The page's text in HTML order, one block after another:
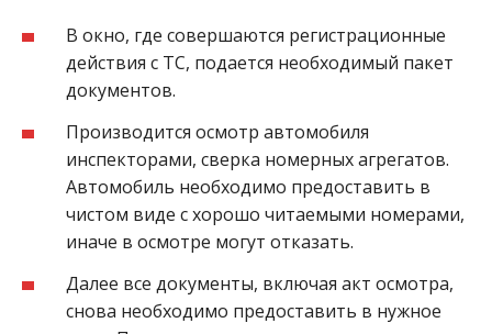
В окно, где совершаются регистрационные
действия с ТС, подается необходимый пакет
документов.
Производится осмотр автомобиля
инспекторами, сверка номерных агрегатов.
Автомобиль необходимо предоставить в
чистом виде с хорошо читаемыми номерами,
иначе в осмотре могут отказать.
Далее все документы, включая акт осмотра,
снова необходимо предоставить в нужное